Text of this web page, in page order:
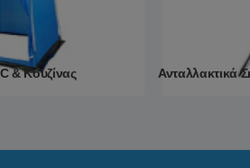
& Κουζίνας Ανταλλακτικά